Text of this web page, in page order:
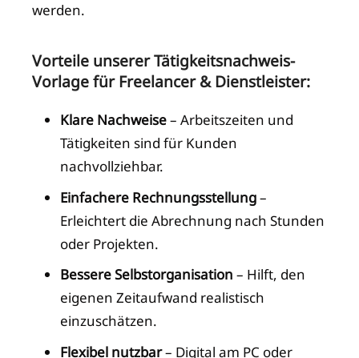
werden.
Vorteile unserer Tätigkeitsnachweis-
Vorlage für Freelancer & Dienstleister:
Klare Nachweise– Arbeitszeiten und
Tätigkeiten sind für Kunden
nachvollziehbar.
Einfachere Rechnungsstellung–
Erleichtert die Abrechnung nach Stunden
oder Projekten.
Bessere Selbstorganisation – Hilft, den
eigenen Zeitaufwand realistisch
einzuschätzen.
Flexibel nutzbar– Digital am PC oder